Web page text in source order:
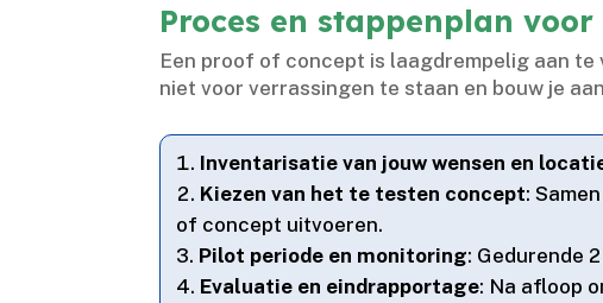
Proces en stappenplan
Een proof of concept is laagdrempelig aan te
niet voor verrassingen te staan en bouw je
Inventarisatie van jouw wensen en
Kiezen van het te testen concept:
of concept uitvoeren.​
Pilot periode en monitoring: Gedurende
Evaluatie en eindrapportage: Na afloop